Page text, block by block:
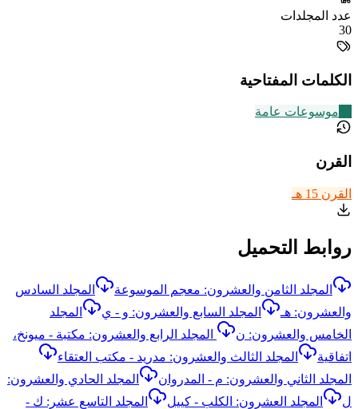
عدد المجلدات
30
الكلمات المفتاحية
موسوعات عامة
القرن
القرن 15 هـ
روابط التحميل
المجلد الثامن والعشرون: معجم الموسوعة
المجلد السادس
والعشرون: هـ
المجلد السابع والعشرون: و - ي
المجلد
الخامس والعشرون: ن
المجلد الرابع والعشرون: مكتبة - ميونخ،
اتفاقية
المجلد الثالث والعشرون: مدريد - مكتب العتقاء
المجلد الثاني والعشرون: م - المدروان
المجلد الحادي والعشرون:
ل
المجلد العشرون: الكلب - كييل
المجلد التاسع عشر: ك -